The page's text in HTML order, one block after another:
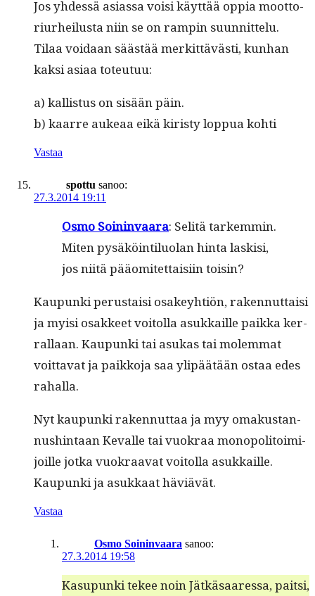
Jos yhdessä asi­as­sa voisi käyt­tää oppia moot­to­
ri­urheilus­ta niin se on rampin suun­nit­telu.
Tilaa voidaan säästää merkit­tävästi, kun­han
kak­si asi­aa toteutuu:
a) kallis­tus on sisään päin.
b) kaarre aukeaa eikä kiristy lop­pua kohti
Vastaa
spottu sanoo:
27.3.2014 19:11
Osmo Soin­in­vaara: Selitä tarkem­min.
Miten pysäköin­tilu­olan hin­ta lask­isi,
jos niitä pääomitet­taisi­in toisin?
Kaupun­ki perus­taisi osakey­htiön, raken­nut­taisi
ja myisi osak­keet voitol­la asukkaille paik­ka ker­
ral­laan. Kaupun­ki tai asukas tai molem­mat
voit­ta­vat ja paikko­ja saa ylipäätään ostaa edes
rahalla.
Nyt kaupun­ki raken­nut­taa ja myy omakus­tan­
nush­in­taan Kevalle tai vuokraa monop­o­li­toim­i­
joille jot­ka vuokraa­vat voitol­la asukkaille.
Kaupun­ki ja asukkaat häviävät.
Vastaa
Osmo Soininvaara sanoo:
27.3.2014 19:58
Kasupun­ki tekee noin Jätkäsaa­res­sa, pait­si,